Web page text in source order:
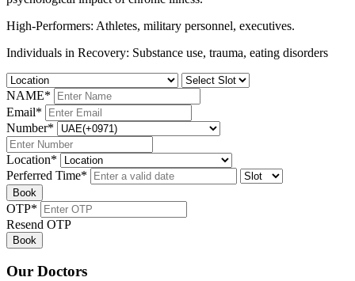
High-Performers: Athletes, military personnel, executives.
Individuals in Recovery: Substance use, trauma, eating disorders
NAME*
Email*
Number*
Location*
Perferred Time*
Book
OTP*
Resend OTP
Book
Our Doctors